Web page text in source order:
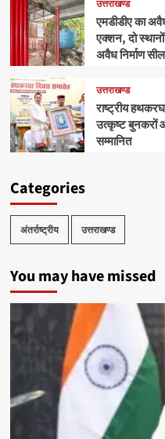
उत्तराखण्ड
एमडीडीए का
एक्शन, दो
अवैध निर्माण सील
उत्तराखण्ड
राष्ट्रीय
उत्कृष्ट बुनकरों
सम्मानित
Categories
अंतर्राष्ट्रीय उत्तराखण्ड
You may have missed